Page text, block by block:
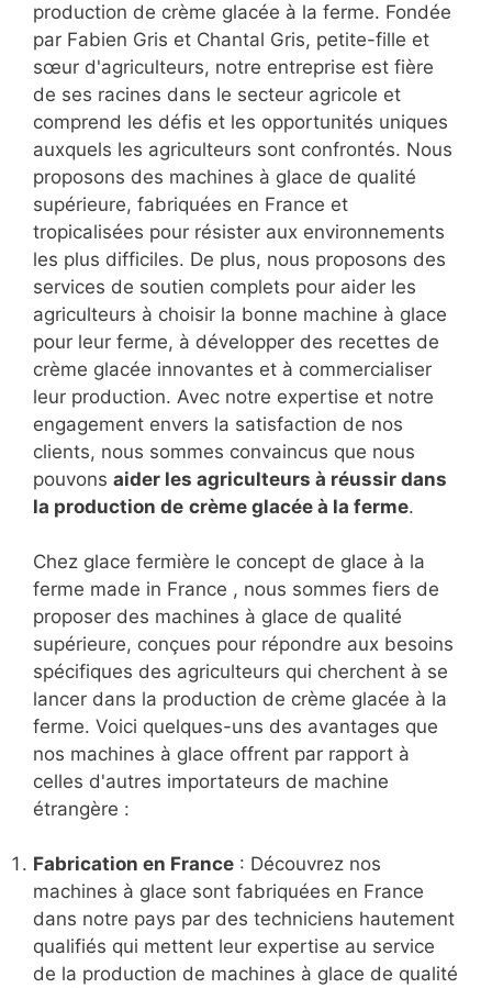
production de crème glacée à la ferme. Fondée
par Fabien Gris et Chantal Gris, petite-fille et
sœur d'agriculteurs, notre entreprise est fière
de ses racines dans le secteur agricole et
comprend les défis et les opportunités uniques
auxquels les agriculteurs sont confrontés. Nous
proposons des machines à glace de qualité
supérieure, fabriquées en France et
tropicalisées pour résister aux environnements
les plus difficiles. De plus, nous proposons des
services de soutien complets pour aider les
agriculteurs à choisir la bonne machine à glace
pour leur ferme, à développer des recettes de
crème glacée innovantes et à commercialiser
leur production. Avec notre expertise et notre
engagement envers la satisfaction de nos
clients, nous sommes convaincus que nous
pouvons aider les agriculteurs à réussir dans
la production de crème glacée à la ferme.
Chez glace fermière le concept de glace à la
ferme made in France , nous sommes fiers de
proposer des machines à glace de qualité
supérieure, conçues pour répondre aux besoins
spécifiques des agriculteurs qui cherchent à se
lancer dans la production de crème glacée à la
ferme. Voici quelques-uns des avantages que
nos machines à glace offrent par rapport à
celles d'autres importateurs de machine
étrangère :
Fabrication en France : Découvrez nos
machines à glace sont fabriquées en France
dans notre pays par des techniciens hautement
qualifiés qui mettent leur expertise au service
de la production de machines à glace de qualité